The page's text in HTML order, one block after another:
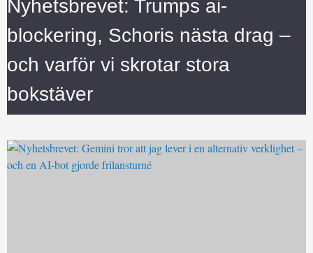
Nyhetsbrevet: Trumps ai-
blockering, Schoris nästa drag –
och varför vi skrotar stora
bokstäver